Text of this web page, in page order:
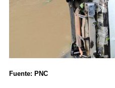
Fuente: PNC